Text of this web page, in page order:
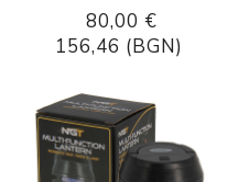
80,00 €
156,46 (BGN)